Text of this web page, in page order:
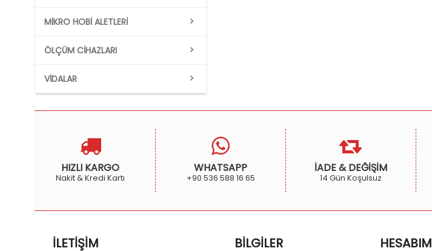
MIKRO HOBI ALETLERI
ÖLÇÜM CIHAZLARI
VIDALAR
HIZLI KARGO
Nakit & Kredi Kartı
WHATSAPP
+90 536 588 16 65
İADE & DEĞİŞİM
14 Gün Koşulsuz
İLETIŞIM BILGILER HESABIM